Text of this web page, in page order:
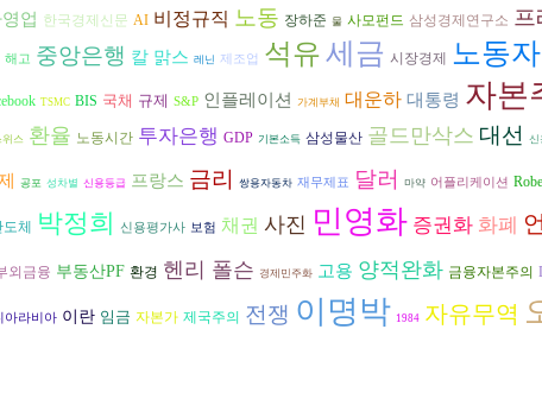
업 한국경제신문 AI 비정규직 노동 장하준 물 사모펀드 삼성경제연구소 프
해고 중앙은행 칼 맑스 레닌 제조업 석유세금 시장경제 노동자
TSMC BIS 국채 규제 S&P 인플레이션 가계부채 대운하 대통령 자본
위스 환율 노동시간 투자은행 GDP 기본소득 삼성물산 골드만삭스 대선 신
공포 성차별 신용등급 프랑스 금리 쌍용자동차 재무제표 달러 마약 어플리케이션
도체 박정희 신용평가사 보험 채권 사진 민영화 증권화 화폐
외금융 부동산PF 환경 헨리 폴슨 경제민주화 고용 양적완화 금융자본주의
아라비아 이란 임금 자본가 제국주의 전쟁 이명박 1984 자유무역